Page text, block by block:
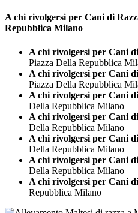
A chi rivolgersi per Cani di
Repubblica Milano
A chi rivolgersi per Cani
Piazza Della Repubblica
A chi rivolgersi per Cani
Piazza Della Repubblica
A chi rivolgersi per Cani
Della Repubblica Milano
A chi rivolgersi per Cani
Della Repubblica Milano
A chi rivolgersi per Cani
Della Repubblica Milano
A chi rivolgersi per Cani
Della Repubblica Milano
A chi rivolgersi per Cani
Repubblica Milano